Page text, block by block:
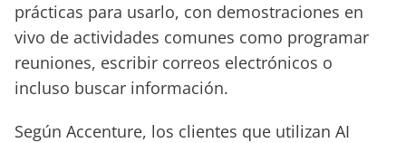
prácticas para usarlo, con demostraciones en
vivo de actividades comunes como programar
reuniones, escribir correos electrónicos o
incluso buscar información.
Según Accenture, los clientes que utilizan AI